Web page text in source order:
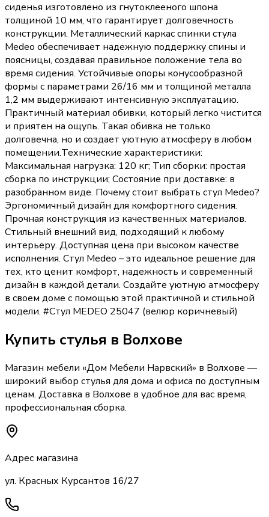
сиденья изготовлено из гнутоклееного шпона
толщиной 10 мм, что гарантирует долговечность
конструкции. Металлический каркас спинки стула
Medeo обеспечивает надежную поддержку спины и
поясницы, создавая правильное положение тела во
время сидения. Устойчивые опоры конусообразной
формы с параметрами 26/16 мм и толщиной металла
1,2 мм выдерживают интенсивную эксплуатацию.
Практичный материал обивки, который легко чистится
и приятен на ощупь. Такая обивка не только
долговечна, но и создает уютную атмосферу в любом
помещении.Технические характеристики:
Максимальная нагрузка: 120 кг; Тип сборки: простая
сборка по инструкции; Состояние при доставке: в
разобранном виде. Почему стоит выбрать стул Medeo?
Эргономичный дизайн для комфортного сидения.
Прочная конструкция из качественных материалов.
Стильный внешний вид, подходящий к любому
интерьеру. Доступная цена при высоком качестве
исполнения. Стул Medeo – это идеальное решение для
тех, кто ценит комфорт, надежность и современный
дизайн в каждой детали. Создайте уютную атмосферу
в своем доме с помощью этой практичной и стильной
модели. #Стул MEDEO 25047 (велюр коричневый)
Купить стулья в Волхове
Магазин мебели «Дом Мебели Нарвский» в Волхове —
широкий выбор стулья для дома и офиса по доступным
ценам. Доставка в Волхове в удобное для вас время,
профессиональная сборка.
Адрес магазина
ул. Красных Курсантов 16/27